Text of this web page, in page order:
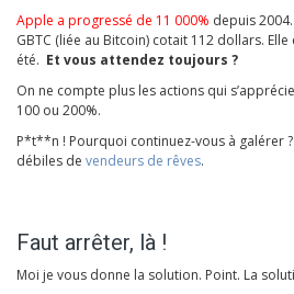
Apple a progressé de 11 000% depuis
GBTC (liée au Bitcoin) cotait 112 dollars.
été. Et vous attendez toujours ?
On ne compte plus les actions qui
100 ou 200%.
P*t**n ! Pourquoi continuez-vous à galérer
débiles de vendeurs de rêves.
Faut arrêter, là !
Moi je vous donne la solution. Point. La